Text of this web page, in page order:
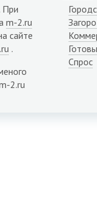
При
m-2.ru
сайте
.
2.ru
Спрос